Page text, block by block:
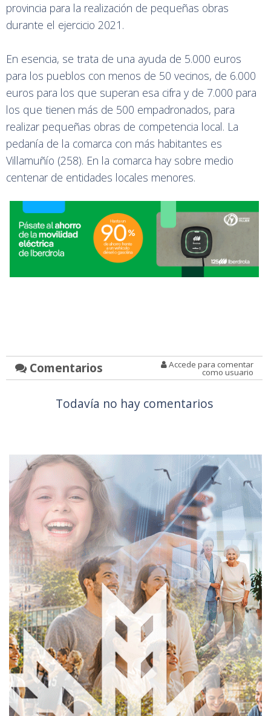
provincia para la realización de pequeñas obras
durante el ejercicio 2021.
En esencia, se trata de una ayuda de 5.000 euros
para los pueblos con menos de 50 vecinos, de 6.000
euros para los que superan esa cifra y de 7.000 para
los que tienen más de 500 empadronados, para
realizar pequeñas obras de competencia local. La
pedanía de la comarca con más habitantes es
Villamuñío (258). En la comarca hay sobre medio
centenar de entidades locales menores.
Comentarios Accede para comentar
como usuario
Todavía no hay comentarios